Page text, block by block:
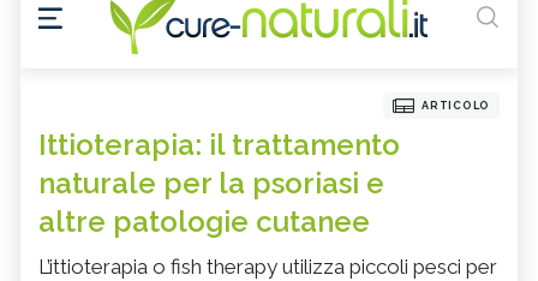
ARTICOLO
Ittioterapia: il trattamento
naturale per la psoriasi e
altre patologie cutanee
L’ittioterapia o fish therapy utilizza piccoli pesci per